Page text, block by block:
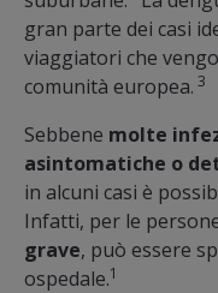
gran parte dei casi
viaggiatori che
comunità europea. 3
Sebbene molte
asintomatiche o
in alcuni casi è
Infatti, per le
grave, può essere
ospedale.1